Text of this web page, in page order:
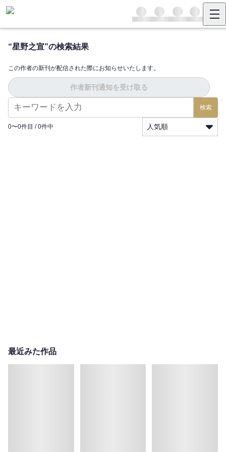
“星野之宣”の検索結果
この作者の新刊が配信された際にお知らせいたします。
作者新刊通知を受け取る
検索
0〜0件目 / 0件中 人気順
最近みた作品